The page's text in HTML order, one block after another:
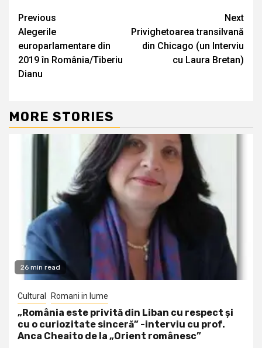
Continue
Reading
Previous
Alegerile
europarlamentare din
2019 în România/Tiberiu
Dianu
Next
Privighetoarea transilvană
din Chicago (un Interviu
cu Laura Bretan)
MORE STORIES
26 min read
Cultural Romani in lume
„România este privită din Liban cu respect și
cu o curiozitate sinceră” -interviu cu prof.
Anca Cheaito de la „Orient românesc”